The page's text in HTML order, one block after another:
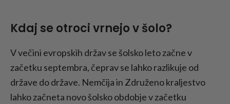
Kdaj se otroci vrnejo v šolo?
V večini evropskih držav se šolsko leto začne v
začetku septembra, čeprav se lahko razlikuje od
države do države. Nemčija in Združeno kraljestvo
lahko začneta novo šolsko obdobje v začetku